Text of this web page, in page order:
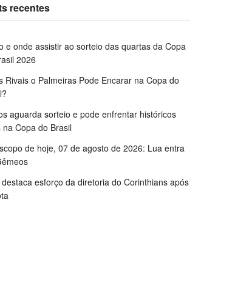
recentes
e onde assistir ao sorteio das quartas da Copa
2026
Rivais o Palmeiras Pode Encarar na Copa do
aguarda sorteio e pode enfrentar históricos
na Copa do Brasil
de hoje, 07 de agosto de 2026: Lua entra
destaca esforço da diretoria do Corinthians após